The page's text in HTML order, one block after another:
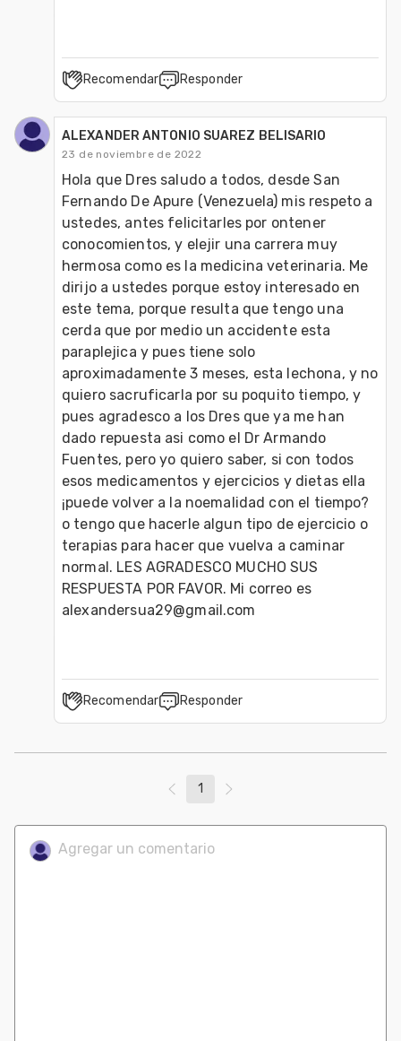
Recomendar Responder
ALEXANDER ANTONIO SUAREZ BELISARIO
23 de noviembre de 2022
Hola que Dres saludo a todos, desde San
Fernando De Apure (Venezuela) mis respeto a
ustedes, antes felicitarles por ontener
conocomientos, y elejir una carrera muy
hermosa como es la medicina veterinaria. Me
dirijo a ustedes porque estoy interesado en
este tema, porque resulta que tengo una
cerda que por medio un accidente esta
paraplejica y pues tiene solo
aproximadamente 3 meses, esta lechona, y no
quiero sacruficarla por su poquito tiempo, y
pues agradesco a los Dres que ya me han
dado repuesta asi como el Dr Armando
Fuentes, pero yo quiero saber, si con todos
esos medicamentos y ejercicios y dietas ella
¡puede volver a la noemalidad con el tiempo?
o tengo que hacerle algun tipo de ejercicio o
terapias para hacer que vuelva a caminar
normal. LES AGRADESCO MUCHO SUS
RESPUESTA POR FAVOR. Mi correo es
alexandersua29@gmail.com
Recomendar Responder
1